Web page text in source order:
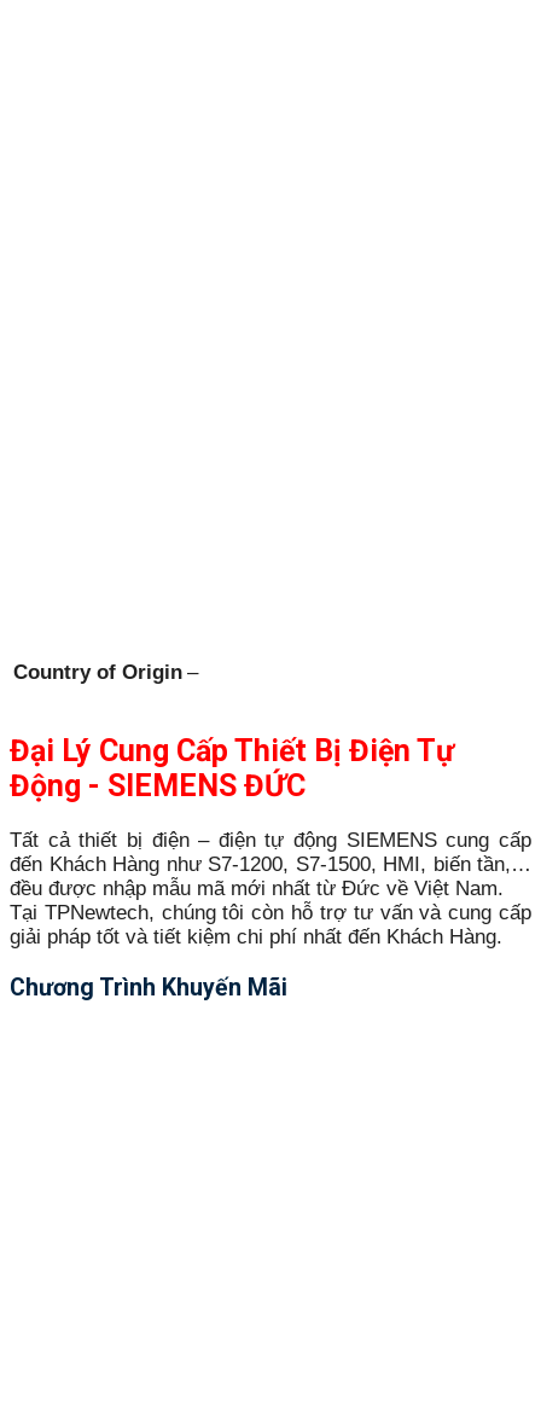
Country of Origin –
Đại Lý Cung Cấp Thiết Bị Điện Tự
Động - SIEMENS ĐỨC
Tất cả thiết bị điện – điện tự động SIEMENS cung cấp
đến Khách Hàng như S7-1200, S7-1500, HMI, biến tần,…
đều được nhập mẫu mã mới nhất từ Đức về Việt Nam.
Tại TPNewtech, chúng tôi còn hỗ trợ tư vấn và cung cấp
giải pháp tốt và tiết kiệm chi phí nhất đến Khách Hàng.
Chương Trình Khuyến Mãi